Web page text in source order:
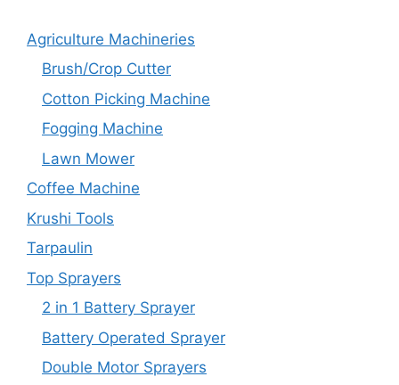
Agriculture Machineries
Brush/Crop Cutter
Cotton Picking Machine
Fogging Machine
Lawn Mower
Coffee Machine
Krushi Tools
Tarpaulin
Top Sprayers
2 in 1 Battery Sprayer
Battery Operated Sprayer
Double Motor Sprayers